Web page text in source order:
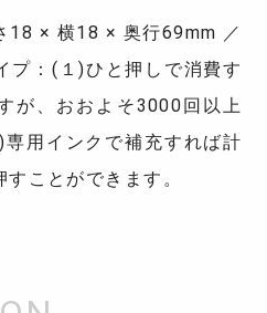
18 × 横18 × 奥行69mm ／
プ：(１)ひと押しで消費す
が、おおよそ3000回以上
用インクで補充すれば計
ことができます。